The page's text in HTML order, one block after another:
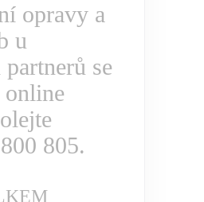
opravy a
u
se
online
805.